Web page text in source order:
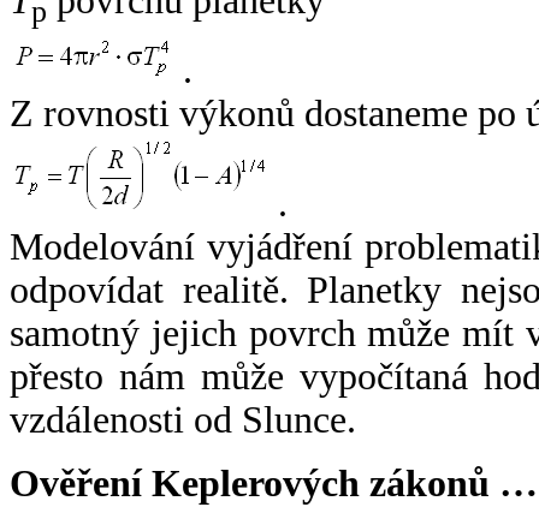
p
.
Z rovnosti výkonů dostaneme po
.
Modelování vyjádření
odpovídat realitě. Planetky
samotný jejich povrch může mít
přesto nám může vypočítaná
vzdálenosti od Slunce.
Ověření Keplerových zákonů …